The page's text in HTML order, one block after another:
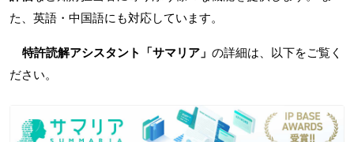
た、英語・中国語にも対応しています。
特許読解アシスタント「サマリア」 の詳細は、以下をご覧く
ださい。